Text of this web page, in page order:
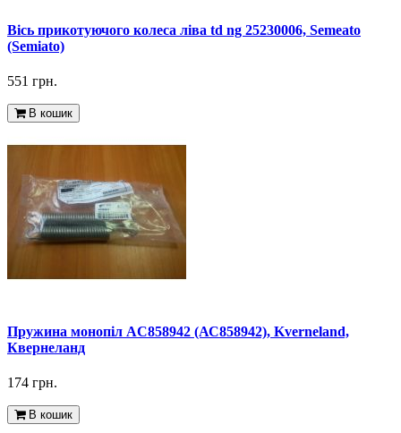
Вісь прикотуючого колеса ліва td ng 25230006, Semeato
(Semiato)
551 грн.
В кошик
Пружина монопіл AC858942 (АС858942), Kverneland,
Квернеланд
174 грн.
В кошик